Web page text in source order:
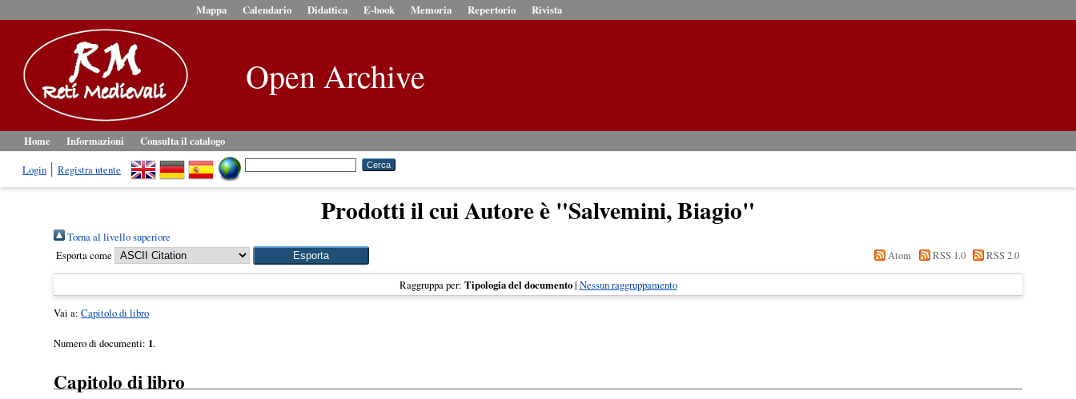
Mappa Calendario Didattica E-book Memoria Repertorio Rivista
Open Archive
Home Informazioni
Consulta il catalogo
Login
Registra utente
Prodotti il cui Autore è "Salvemini, Biagio"
Torna al livello superiore
Esporta come
Atom RSS 1.0 RSS 2.0
Raggruppa per: Tipologia del documento| Nessun raggruppamento
Vai a:Capitolo di libro
Numero di documenti: 1.
Capitolo di libro